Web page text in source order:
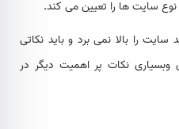
سایت ها را تعیین می کند.
سایت را بالا نمی برد و باید نکاتی
وبسیاری نکات پر اهمیت دیگر در